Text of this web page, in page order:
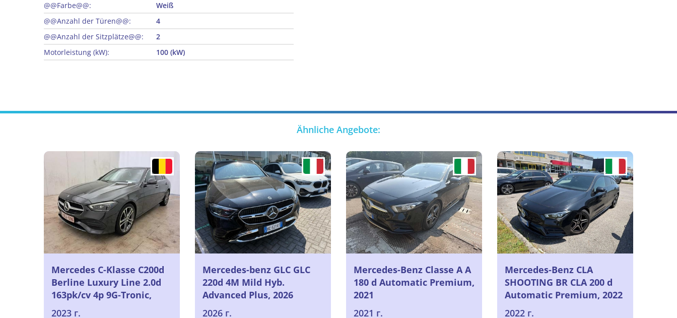
@@Farbe@@:
Weiß
@@Anzahl der Türen@@:
4
@@Anzahl der Sitzplätze@@:
2
Motorleistung (kW):
100 (kW)
Ähnliche Angebote:
Mercedes C-Klasse C200d
Berline Luxury Line 2.0d
163pk/cv 4p 9G-Tronic,
2023
2023 г.
Mercedes-benz GLC GLC
220d 4M Mild Hyb.
Advanced Plus, 2026
2026 г.
Mercedes-Benz Classe A A
180 d Automatic Premium,
2021
2021 г.
Mercedes-Benz CLA
SHOOTING BR CLA 200 d
Automatic Premium, 2022
2022 г.